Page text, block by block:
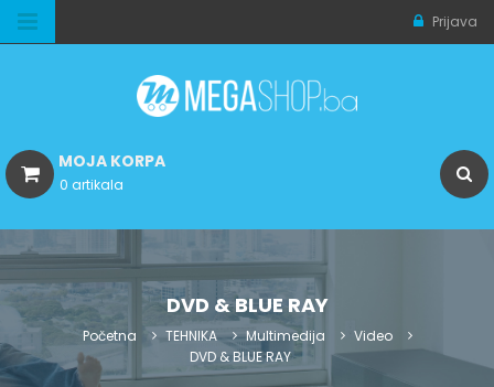
Prijava
MOJA KORPA
0 artikala
DVD & BLUE RAY
Početna TEHNIKA Multimedija
Video
DVD & BLUE RAY